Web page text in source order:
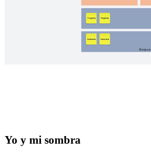
Yo y mi sombra